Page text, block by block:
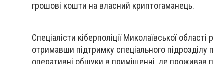
грошові кошти на власний криптогаманець.
Спеціалісти кіберполіції Миколаївської
отримавши підтримку спеціального підрозділу
оперативні обшуки в приміщенні, де проживав